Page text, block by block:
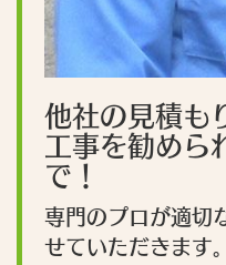
他社の見積も
工事を勧めら
で！
専門のプロが適切
せていただきます。